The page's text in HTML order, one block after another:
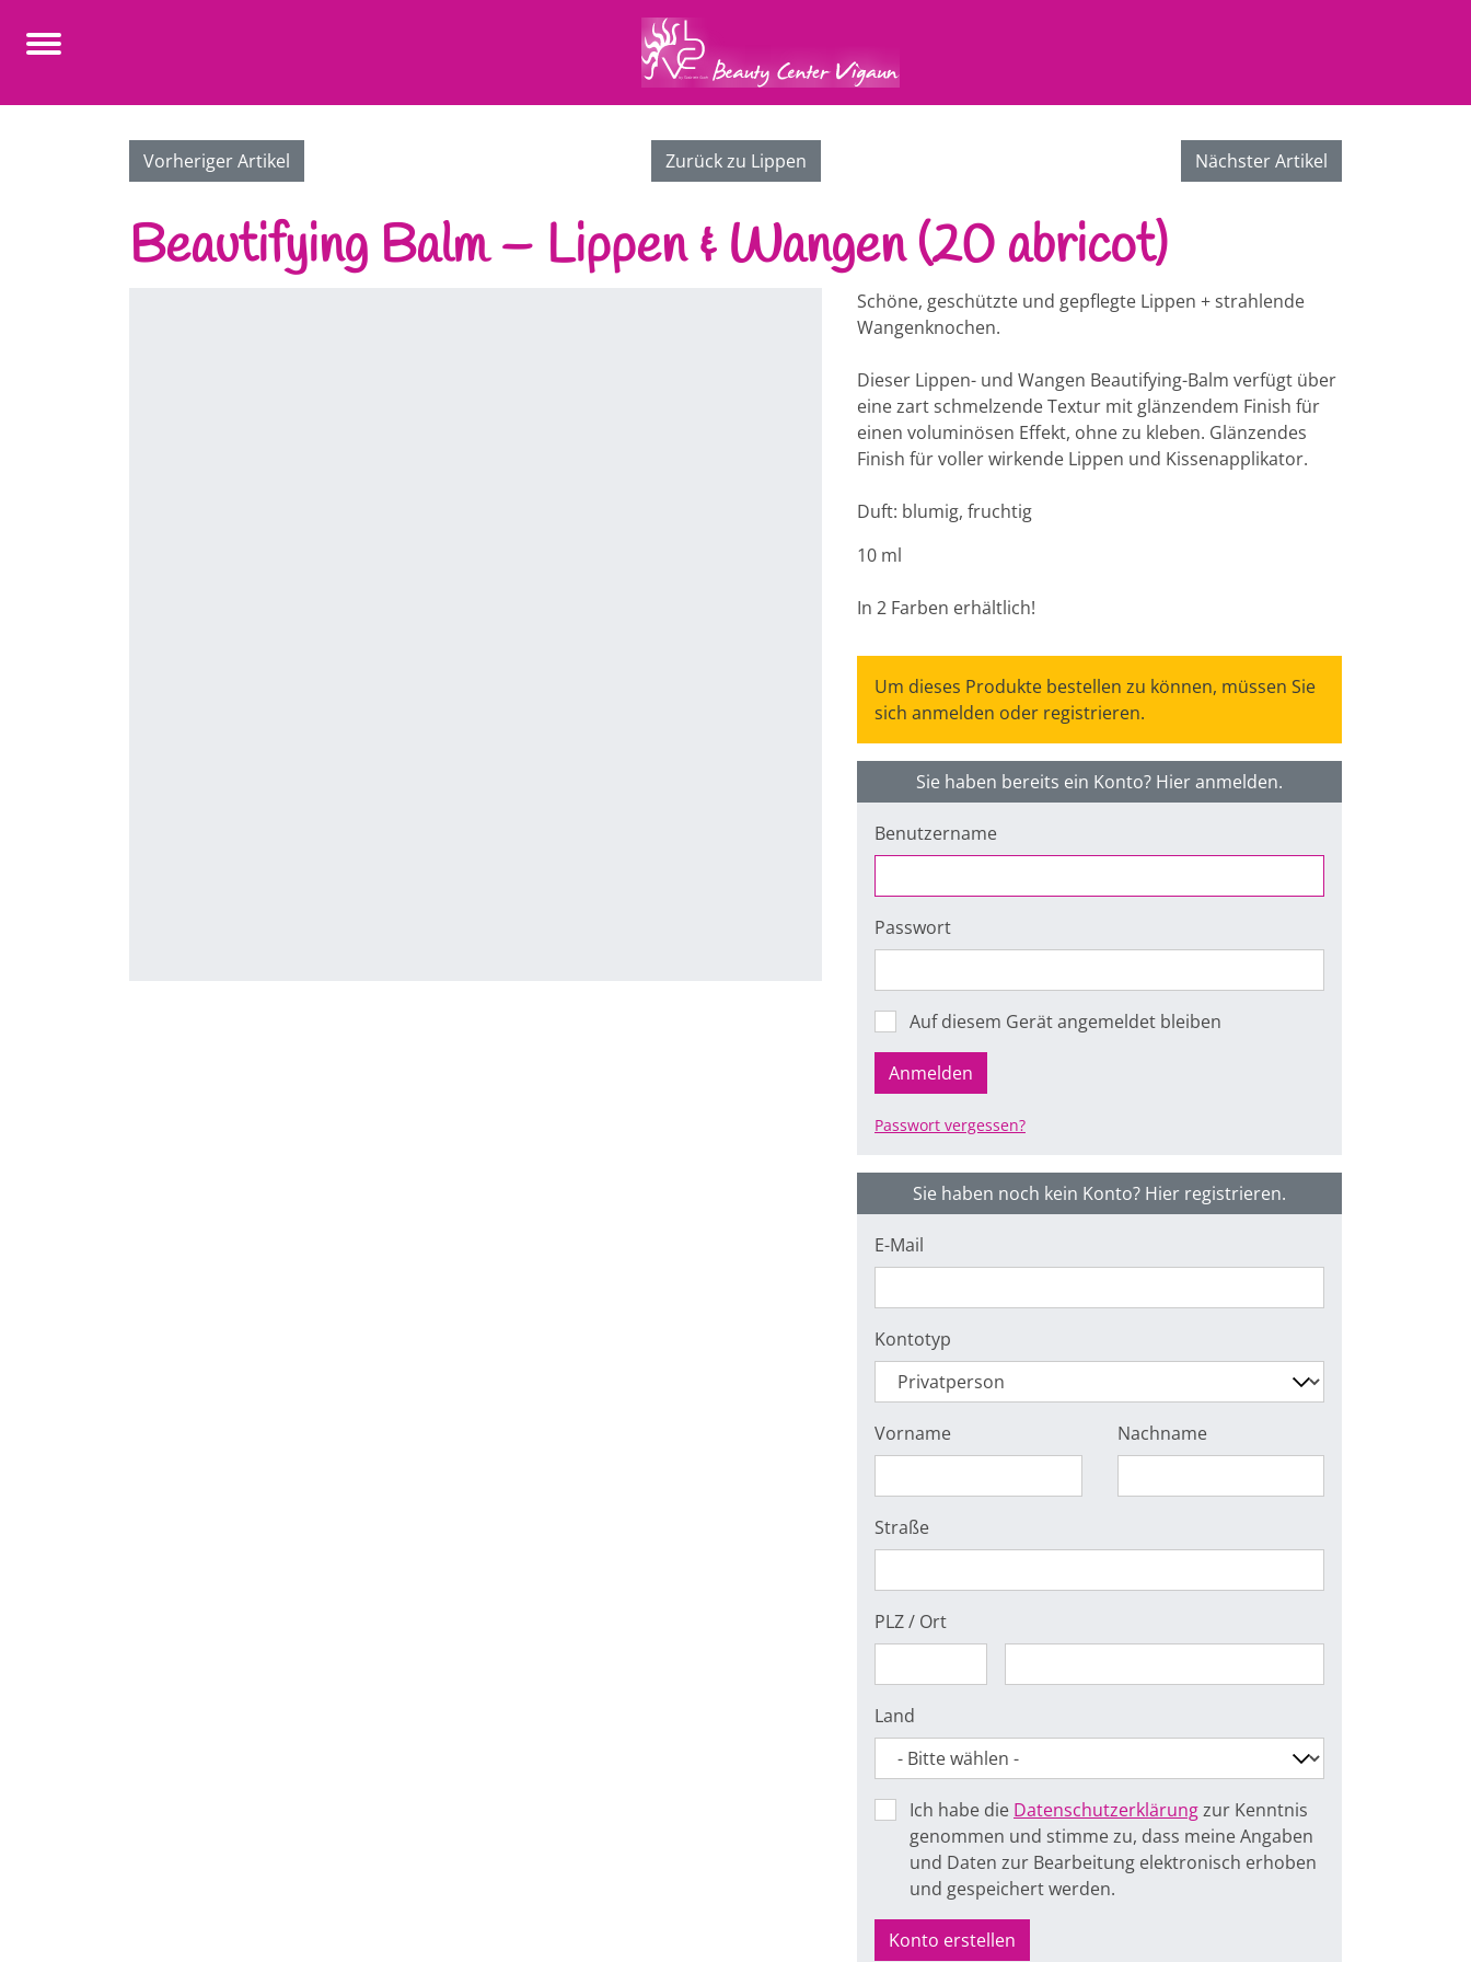
Vorheriger Artikel Zurück zu Lippen Nächster Artikel
Beautifying Balm – Lippen & Wangen (20 abricot)
Schöne, geschützte und gepflegte Lippen + strahlende
Wangenknochen.
Dieser Lippen- und Wangen Beautifying-Balm verfügt über
eine zart schmelzende Textur mit glänzendem Finish für
einen voluminösen Effekt, ohne zu kleben. Glänzendes
Finish für voller wirkende Lippen und Kissenapplikator.
Duft: blumig, fruchtig
10 ml
In 2 Farben erhältlich!
Um dieses Produkte bestellen zu können, müssen Sie
sich anmelden oder registrieren.
Sie haben bereits ein Konto? Hier anmelden.
Benutzername
Passwort
Auf diesem Gerät angemeldet bleiben
Anmelden
Passwort vergessen?
Sie haben noch kein Konto? Hier registrieren.
E-Mail
Kontotyp
Vorname Nachname
Straße
PLZ / Ort
Land
Ich habe die Datenschutzerklärungzur Kenntnis
genommen und stimme zu, dass meine Angaben
und Daten zur Bearbeitung elektronisch erhoben
und gespeichert werden.
Konto erstellen